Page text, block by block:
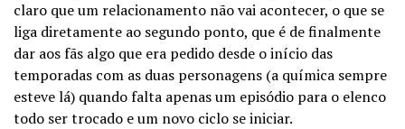
claro que um relacionamento não vai acontecer, o que se
liga diretamente ao segundo ponto, que é de finalmente
dar aos fãs algo que era pedido desde o início das
temporadas com as duas personagens (a química sempre
esteve lá) quando falta apenas um episódio para o elenco
todo ser trocado e um novo ciclo se iniciar.